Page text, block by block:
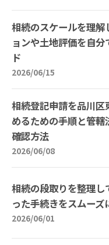
相続のスケールを理解
ョンや土地評価を自
ド
2026/06/15
相続登記申請を品川区
めるための手順と管轄
確認方法
2026/06/08
相続の段取りを整理し
った手続きをスムーズ
2026/06/01